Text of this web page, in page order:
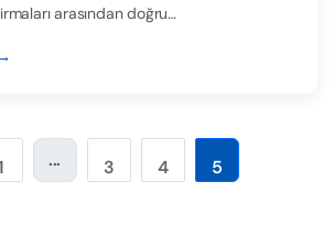
arasından doğru…
... 3 4 5